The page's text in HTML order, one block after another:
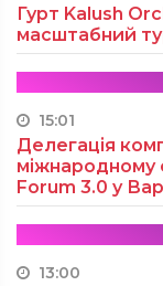
Гурт Kalush
масштабний
15:01
Делегація
міжнародному
Forum 3.0 у
13:00